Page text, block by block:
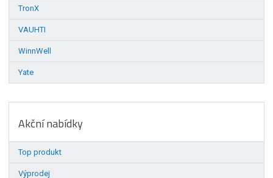
TronX
VAUHTI
WinnWell
Yate
Akční nabídky
Top produkt
Výprodej